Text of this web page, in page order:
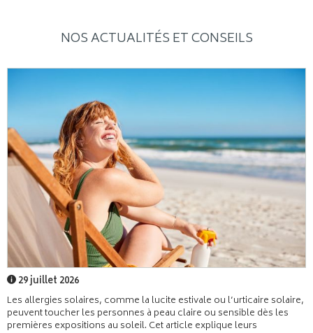
NOS ACTUALITÉS ET CONSEILS
29 juillet 2026
Les allergies solaires, comme la lucite estivale ou l’urticaire solaire,
peuvent toucher les personnes à peau claire ou sensible dès les
premières expositions au soleil. Cet article explique leurs